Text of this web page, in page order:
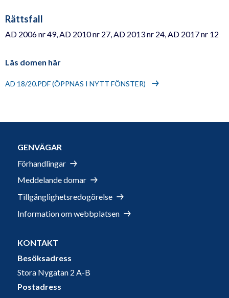
Rättsfall
AD 2006 nr 49, AD 2010 nr 27, AD 2013 nr 24, AD 2017 nr 12
Läs domen här
AD 18/20.PDF (ÖPPNAS I NYTT FÖNSTER)
GENVÄGAR
Förhandlingar
Meddelande domar
Tillgänglighetsredogörelse
Information om webbplatsen
KONTAKT
Besöksadress
Stora Nygatan 2 A-B
Postadress